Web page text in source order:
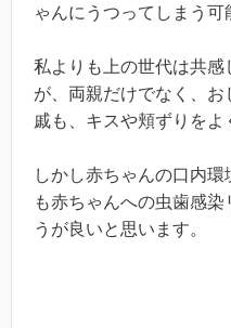
ゃんにうつってしまう可
私よりも上の世代は共
が、両親だけでなく、
戚も、キスや頬ずりをよ
しかし赤ちゃんの口内
も赤ちゃんへの虫歯感
うが良いと思います。